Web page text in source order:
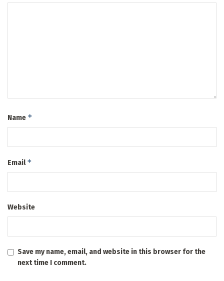
Name *
Email*
Website
Save my name, email, and website in this browser for the
next time I comment.